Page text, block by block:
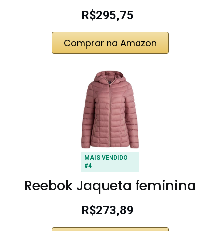
R$295,75
Comprar na Amazon
MAIS VENDIDO
#4
Reebok Jaqueta feminina
R$273,89